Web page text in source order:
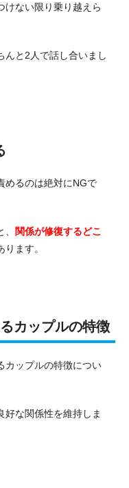
けない限り乗り越えら
んと2人で話し合いまし
めるのは絶対にNGで
関係が修復するどこ
ります。
カップルの特徴
カップルの特徴につい
好な関係性を維持しま